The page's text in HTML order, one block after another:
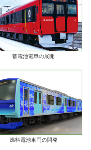
蓄電池電車の展開
燃料電池車両の開発